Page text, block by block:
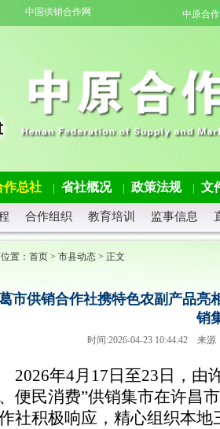
中国供销合作网 中原合
作总社 省社概况 政策法规 文
合作组织 教育培训 监事信息
置： 首页 > 市县动态 > 正文
市供销合作社携特色农副产品亮
销
时间:2026-04-23 10:44:42 来
年4月17日至23日，由
便民消费”供销集市在许昌
社积极响应，精心组织本